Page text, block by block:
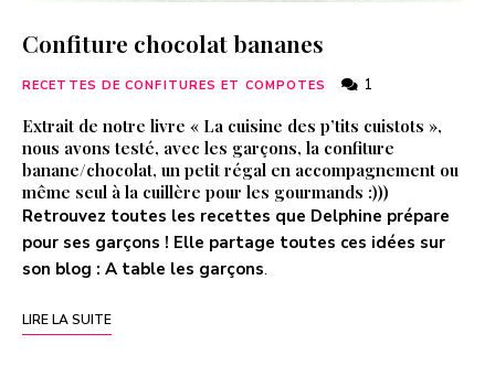
Confiture chocolat bananes
RECETTES DE CONFITURES ET COMPOTES 1
Extrait de notre livre « La cuisine des p’tits cuistots »,
nous avons testé, avec les garçons, la confiture
banane/chocolat, un petit régal en accompagnement ou
même seul à la cuillère pour les gourmands :)))
Retrouvez toutes les recettes que Delphine prépare
pour ses garçons ! Elle partage toutes ces idées sur
son blog : A table les garçons.
LIRE LA SUITE